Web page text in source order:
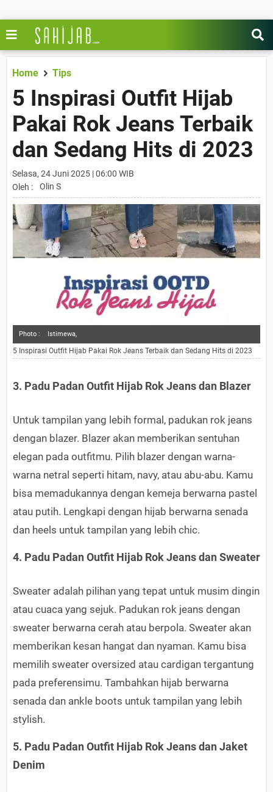
Home Tips
5 Inspirasi Outfit Hijab
Pakai Rok Jeans Terbaik
dan Sedang Hits di 2023
Selasa, 24 Juni 2025 | 06:00 WIB
Oleh :
Olin S
Photo : Istimewa,
5 Inspirasi Outfit Hijab Pakai Rok Jeans Terbaik dan Sedang Hits di 2023
3. Padu Padan Outfit Hijab Rok Jeans dan Blazer
Untuk tampilan yang lebih formal, padukan rok jeans
dengan blazer. Blazer akan memberikan sentuhan
elegan pada outfitmu. Pilih blazer dengan warna-
warna netral seperti hitam, navy, atau abu-abu. Kamu
bisa memadukannya dengan kemeja berwarna pastel
atau putih. Lengkapi dengan hijab berwarna senada
dan heels untuk tampilan yang lebih chic.
4. Padu Padan Outfit Hijab Rok Jeans dan Sweater
Sweater adalah pilihan yang tepat untuk musim dingin
atau cuaca yang sejuk. Padukan rok jeans dengan
sweater berwarna cerah atau berpola. Sweater akan
memberikan kesan hangat dan nyaman. Kamu bisa
memilih sweater oversized atau cardigan tergantung
pada preferensimu. Tambahkan hijab berwarna
senada dan ankle boots untuk tampilan yang lebih
stylish.
5. Padu Padan Outfit Hijab Rok Jeans dan Jaket
Denim